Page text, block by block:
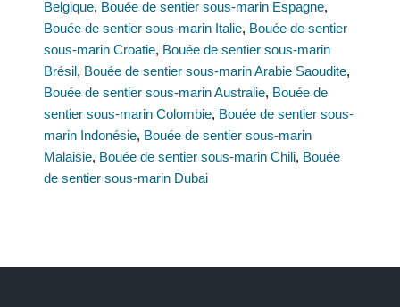
Belgique, Bouée de sentier sous-marin Espagne,
Bouée de sentier sous-marin Italie, Bouée de sentier
sous-marin Croatie, Bouée de sentier sous-marin
Brésil, Bouée de sentier sous-marin Arabie Saoudite,
Bouée de sentier sous-marin Australie, Bouée de
sentier sous-marin Colombie, Bouée de sentier sous-
marin Indonésie, Bouée de sentier sous-marin
Malaisie, Bouée de sentier sous-marin Chili, Bouée
de sentier sous-marin Dubai